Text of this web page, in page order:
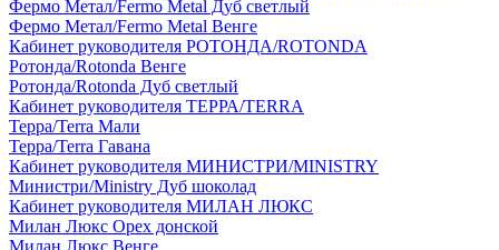
Фермо Метал/Fermo Metal Дуб светлый
Фермо Метал/Fermo Metal Венге
Кабинет руководителя РОТОНДА/ROTONDA
Ротонда/Rotonda Венге
Ротонда/Rotonda Дуб светлый
Кабинет руководителя ТЕРРА/TERRA
Терра/Terra Мали
Терра/Terra Гавана
Кабинет руководителя МИНИСТРИ/MINISTRY
Министри/Ministry Дуб шоколад
Кабинет руководителя МИЛАН ЛЮКС
Милан Люкс Орех донской
Милан Люкс Венге